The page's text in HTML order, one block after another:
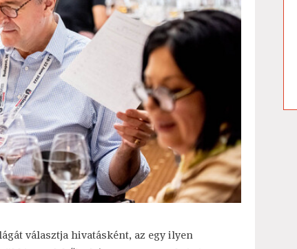
választja hivatásként, az egy ilyen